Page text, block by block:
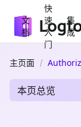
文
档
快
速
入
门
集
成
主页面
本页总览